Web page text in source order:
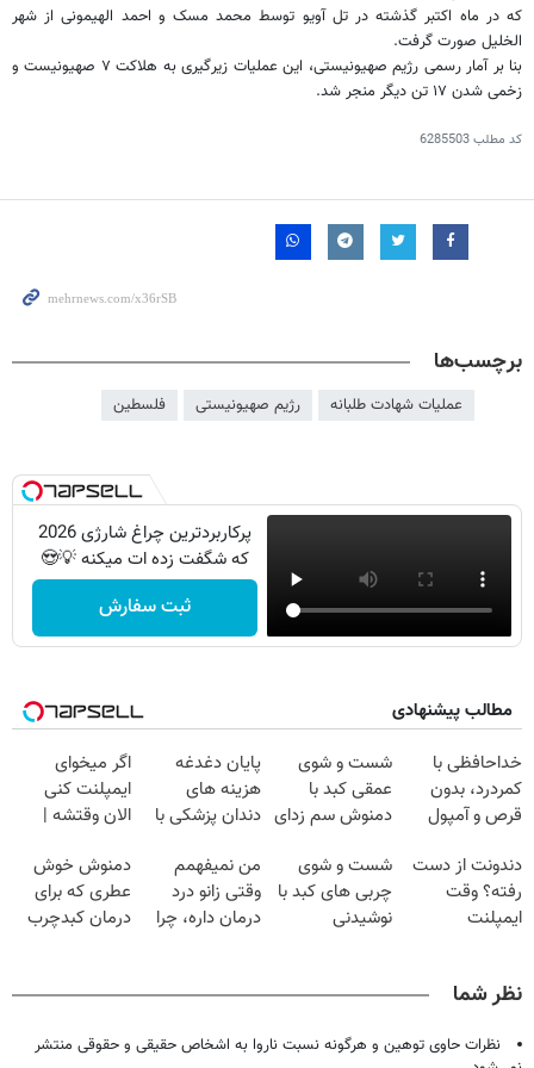
seconds
of
seconds
که در ماه اکتبر گذشته در تل آویو توسط محمد مسک و احمد الهیمونی از شهر
الخلیل صورت گرفت.
بنا بر آمار رسمی رژیم صهیونیستی، این عملیات زیرگیری به هلاکت ۷ صهیونیست و
زخمی شدن ۱۷ تن دیگر منجر شد.
کد مطلب6285503
برچسب‌ها
عملیات شهادت طلبانه رژیم صهیونیستی فلسطین
پرکاربردترین چراغ شارژی 2026
که شگفت زده ات میکنه 💡😍
ثبت سفارش
مطالب پیشنهادی
خداحافظی با
کمردرد، بدون
قرص و آمپول
شست و شوی
عمقی کبد با
دمنوش سم زدای
پایان دغدغه
هزینه های
دندان پزشکی با
خانگی
اگر میخوای
ایمپلنت کنی
الان وقتشه |
میلیون تومان!!!
دندونت از دست
رفته؟ وقت
ایمپلنت
شست و شوی
چربی های کبد با
نوشیدنی
من نمیفهمم
وقتی زانو درد
درمان داره، چرا
دمنوش خوش
عطری که برای
درمان کبدچرب
نظر شما
نظرات حاوی توهین و هرگونه نسبت ناروا به اشخاص حقیقی و حقوقی منتشر